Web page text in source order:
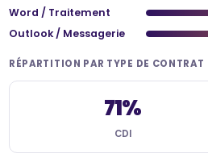
Word / Traitement
Outlook / Messagerie
RÉPARTITION PAR TYPE DE CONTRAT
71%
CDI